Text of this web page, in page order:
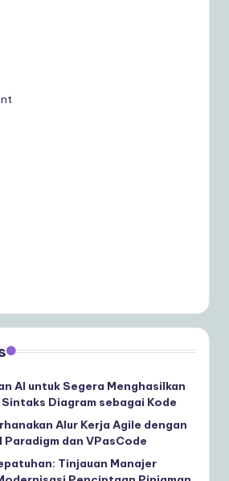
AI untuk Segera Menghasilkan
Diagram sebagai Kode
Alur Kerja Agile dengan
dan VPasCode
Tinjauan Manajer